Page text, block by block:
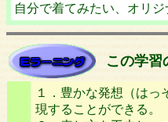
自分で着てみたい、オリ
この学習
１．豊かな発想（は
現することができる。